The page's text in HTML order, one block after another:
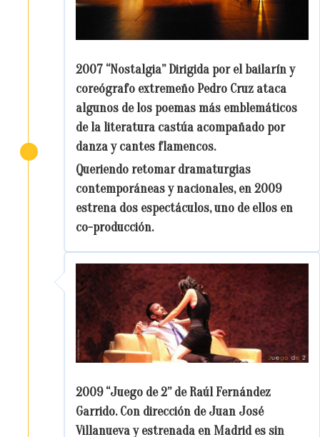
2007 “Nostalgia” Dirigida por el bailarín y
coreógrafo extremeño Pedro Cruz ataca
algunos de los poemas más emblemáticos
de la literatura castúa acompañado por
danza y cantes flamencos.
Queriendo retomar dramaturgias
contemporáneas y nacionales, en 2009
estrena dos espectáculos, uno de ellos en
co-producción.
2009 “Juego de 2” de Raúl Fernández
Garrido. Con dirección de Juan José
Villanueva y estrenada en Madrid es sin